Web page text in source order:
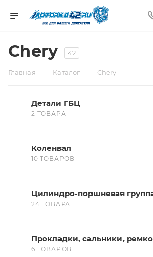
Chery 42
Главная — Каталог — Chery
Детали ГБЦ
2 ТОВАРА
Коленвал
10 ТОВАРОВ
Цилиндро-поршневая
24 ТОВАРА
Прокладки, сальники,
6 ТОВАРОВ